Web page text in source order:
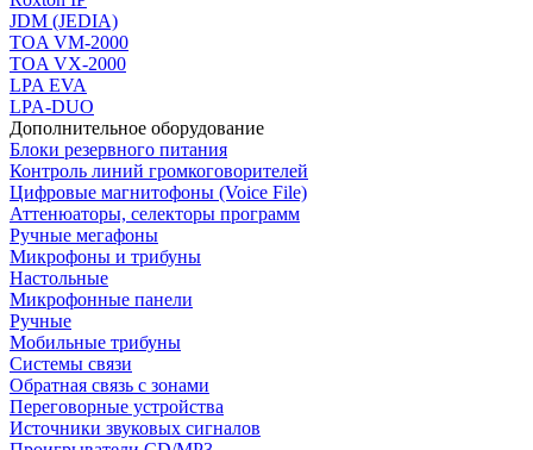
JDM (JEDIA)
TOA VM-2000
TOA VX-2000
LPA EVA
LPA-DUO
Дополнительное оборудование
Блоки резервного питания
Контроль линий громкоговорителей
Цифровые магнитофоны (Voice File)
Аттенюаторы, селекторы программ
Ручные мегафоны
Микрофоны и трибуны
Настольные
Микрофонные панели
Ручные
Мобильные трибуны
Системы связи
Обратная связь с зонами
Переговорные устройства
Источники звуковых сигналов